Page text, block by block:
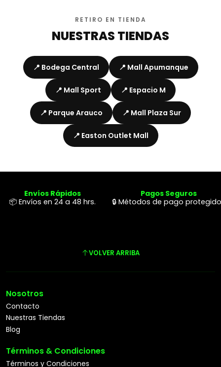
RETIRO EN TIENDA
NUESTRAS TIENDAS
📍 Bodega Central 📍 Mall Apumanque
📍 Mall Sport 📍 Espacio M
📍 Parque Arauco 📍 Mall Plaza Sur
📍 Easton Outlet Mall
Envíos Rápidos
📦 Envíos en 24 a 48 hrs.
Pagos Seguros
🔒 Métodos de pago
VOLVER ARRIBA
Nosotros
Contacto
Nuestras Tiendas
Blog
Términos & Condiciones
Términos y Condiciones